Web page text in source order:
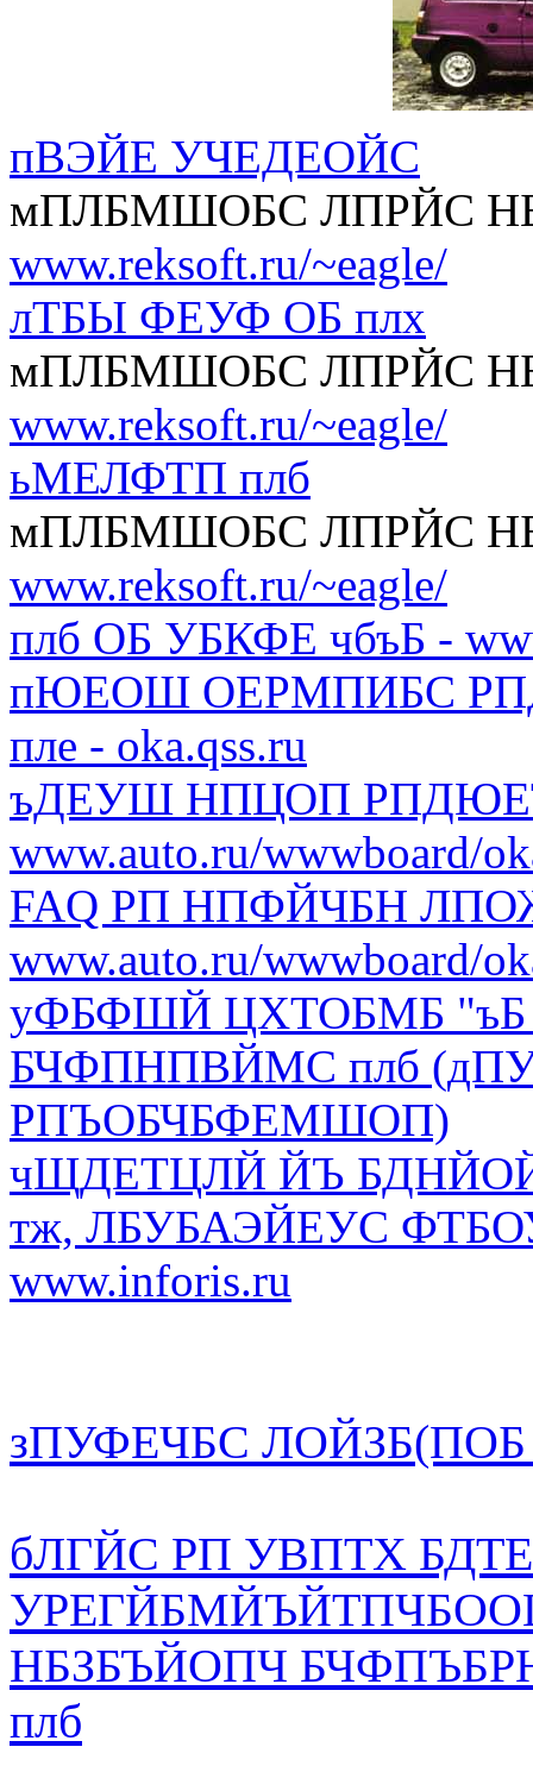
пВЭЙЕ УЧЕДЕОЙС
мПЛБМШОБС ЛПРЙС
www.reksoft.ru/~eagle/
лТБЫ ФЕУФ ОБ плх
мПЛБМШОБС ЛПРЙС
www.reksoft.ru/~eagle/
ьМЕЛФТП плб
мПЛБМШОБС ЛПРЙС
www.reksoft.ru/~eagle/
плб ОБ УБКФЕ чбъБ -
пЮЕОШ ОЕРМПИБС
пле - oka.qss.ru
ъДЕУШ НПЦОП
www.auto.ru/wwwboard/
FAQ РП НПФЙЧБН
www.auto.ru/wwwboard/
уФБФШЙ ЦХТОБМБ
БЧФПНПВЙМС плб
РПЪОБЧБФЕМШОП)
чЩДЕТЦЛЙ ЙЪ
тж, ЛБУБАЭЙЕУС
www.inforis.ru
зПУФЕЧБС
бЛГЙС РП УВПТХ
НБЗБЪЙОПЧ
плб